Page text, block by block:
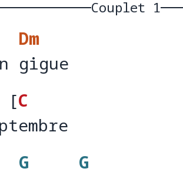
Couplet 1
Dm
gig
gigue
[C
e
G
G